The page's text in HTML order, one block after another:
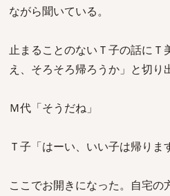
ながら聞いている。
止まることのないＴ子の話にＴ
え、そろそろ帰ろうか」と切り
Ｍ代「そうだね」
Ｔ子「はーい、いい子は帰りま
ここでお開きになった。自宅